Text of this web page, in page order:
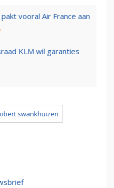
vooral Air France aan
KLM wil garanties
swankhuizen